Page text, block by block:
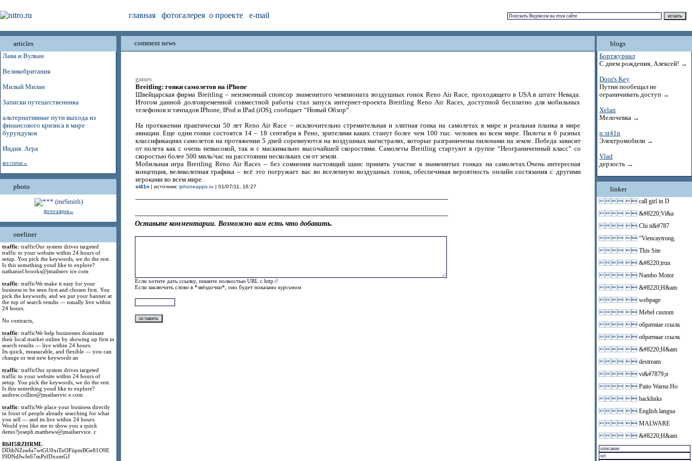
главная фотогалерея о проекте e-mail
articles
Лава и Вулкан
Великобритания
Милый Милан
Записки путешественника
альтернативные пути выхода из
финансового кризиса в мире
бурундуков
Индия. Агра
все статьи→
photo
фотогалерея→
oneliner
traffic: trafficOur system drives targeted
traffic to your website within 24 hours of
setup. You pick the keywords, we do the rest.
Is this something youd like to explore?
nathaniel.brooks@jmailserv ice.com
traffic: trafficWe make it easy for your
business to be seen first and chosen first. You
pick the keywords, and we put your banner at
the top of search results — usually live within
24 hours.
No contracts,
traffic: trafficWe help businesses dominate
their local market online by showing up first in
search results — live within 24 hours.
Its quick, measurable, and flexible — you can
change or test new keywords an
traffic: trafficOur system drives targeted
traffic to your website within 24 hours of
setup. You pick the keywords, we do the rest.
Is this something youd like to explore?
andrew.collins@jmailservic e.com
traffic: trafficWe place your business directly
in front of people already searching for what
you sell — and its live within 24 hours.
Would you like me to show you a quick
demo?joseph.matthews@jmailservice. c
RbH5RZHRML:
DDibNZea4a7wtGU0xiToOFiipmBGe81O9E
I9DNdJwJn67mPzfDxomGJ
comment news
games
Breitling: гонки самолетов на iPhone
Швейцарская фирма Breitling – неизменный спонсор знаменитого чемпионата воздушных гонок Reno Air Race, проходящего в USA в штате Невада.
Итогом данной долговременной совместной работы стал запуск интернет-проекта Breitling Reno Air Races, доступной бесплатно для мобильных
телефонов и тачпадов IPhone, IPod и IPad (iOS), сообщает “Новый Обзор“.
На протяжении практически 50 лет Reno Air Race – исключительно стремительная и элитная гонка на самолетах в мире и реальная планка в мире
авиации. Еще одни гонки состоятся 14 – 18 сентября в Рено, зрителями каких станут более чем 100 тыс. человек во всем мире. Пилоты в 6 разных
классификациях самолетов на протяжении 5 дней соревнуются на воздушных магистралях, которые разграничены пилонами на земле. Победа зависит
от полета как с очень невысокой, так и с маскимально высочайшей скоростями. Самолеты Breitling стартуют в группе “Неограниченный класс” со
скоростью более 500 миль/час на расстоянии нескольких см от земли.
Мобильная игра Breitling Reno Air Races – без сомнения настоящий шанс принять участие в знаменитых гонках на самолетах.Очень интересная
концепция, великолепная графика – всё это погружает вас во вселенную воздушных гонок, обеспечивая вероятность онлайн состязания с другими
игроками во всем мире.
st41n| источник: iphoneapps.ru | 01/07/11, 16:27
Оставьте комментарии. Возможно вам есть что добавить.
Если хотите дать ссылку, пишите полностью URL с http://
Если заключить слово в *звёздочки*, оно будет показанокурсивом
blogs
Бортжурнал
С днем рождения, Алексей! →
Door's Key
Путин пообещал не
ограничивать доступ →
Xelan
Мелочевка →
n:st41n
Электромобили →
Vlad
дерзость →
linker
  call girl in D
  &#8220;Vi&a
  Chi ti&#787
  “Viencaytrong.
  This Site
  &#8220;trun
  Nambo Motor
  &#8220;H&am
  webpage
  Mebel custom
  обратные ссылк
  обратные ссылк
  &#8220;H&am
  destream
  vi&#7879;n
  Paito Warna Ho
  backlinks
  English langua
  MALWARE
  &#8220;H&am